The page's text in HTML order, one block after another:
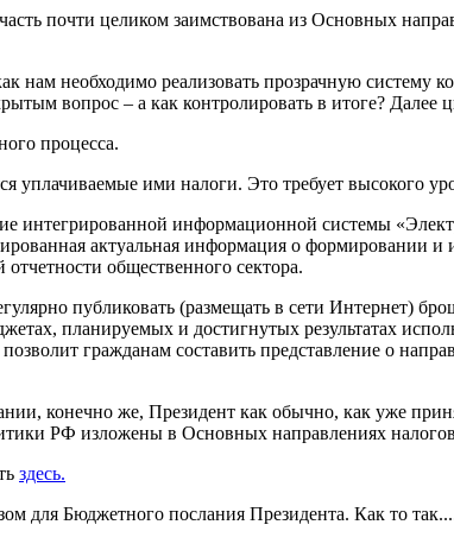
почти целиком заимствована из Основных
нам необходимо реализовать прозрачную
вопрос – а как контролировать в итоге? Далее
процесса.
уплачиваемые ими налоги. Это требует высокого
интегрированной информационной системы
актуальная информация о формировании
общественного сектора.
публиковать (размещать в сети Интернет)
планируемых и достигнутых результатах
гражданам составить представление о
конечно же, Президент как обычно, как уже
РФ изложены в Основных направлениях
здесь.
для Бюджетного послания Президента. Как то